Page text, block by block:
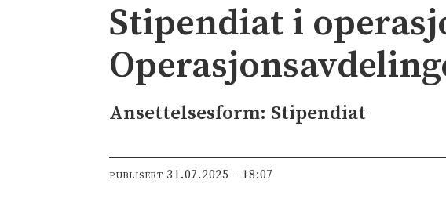
Stipendiat i
Ansettelsesform: Stipendiat
PUBLISERT 31.07.2025 - 18:07